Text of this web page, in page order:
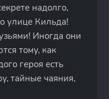
надолго,
улице Кильда!
Иногда они
тому, как
героя есть
тайные чаяния,